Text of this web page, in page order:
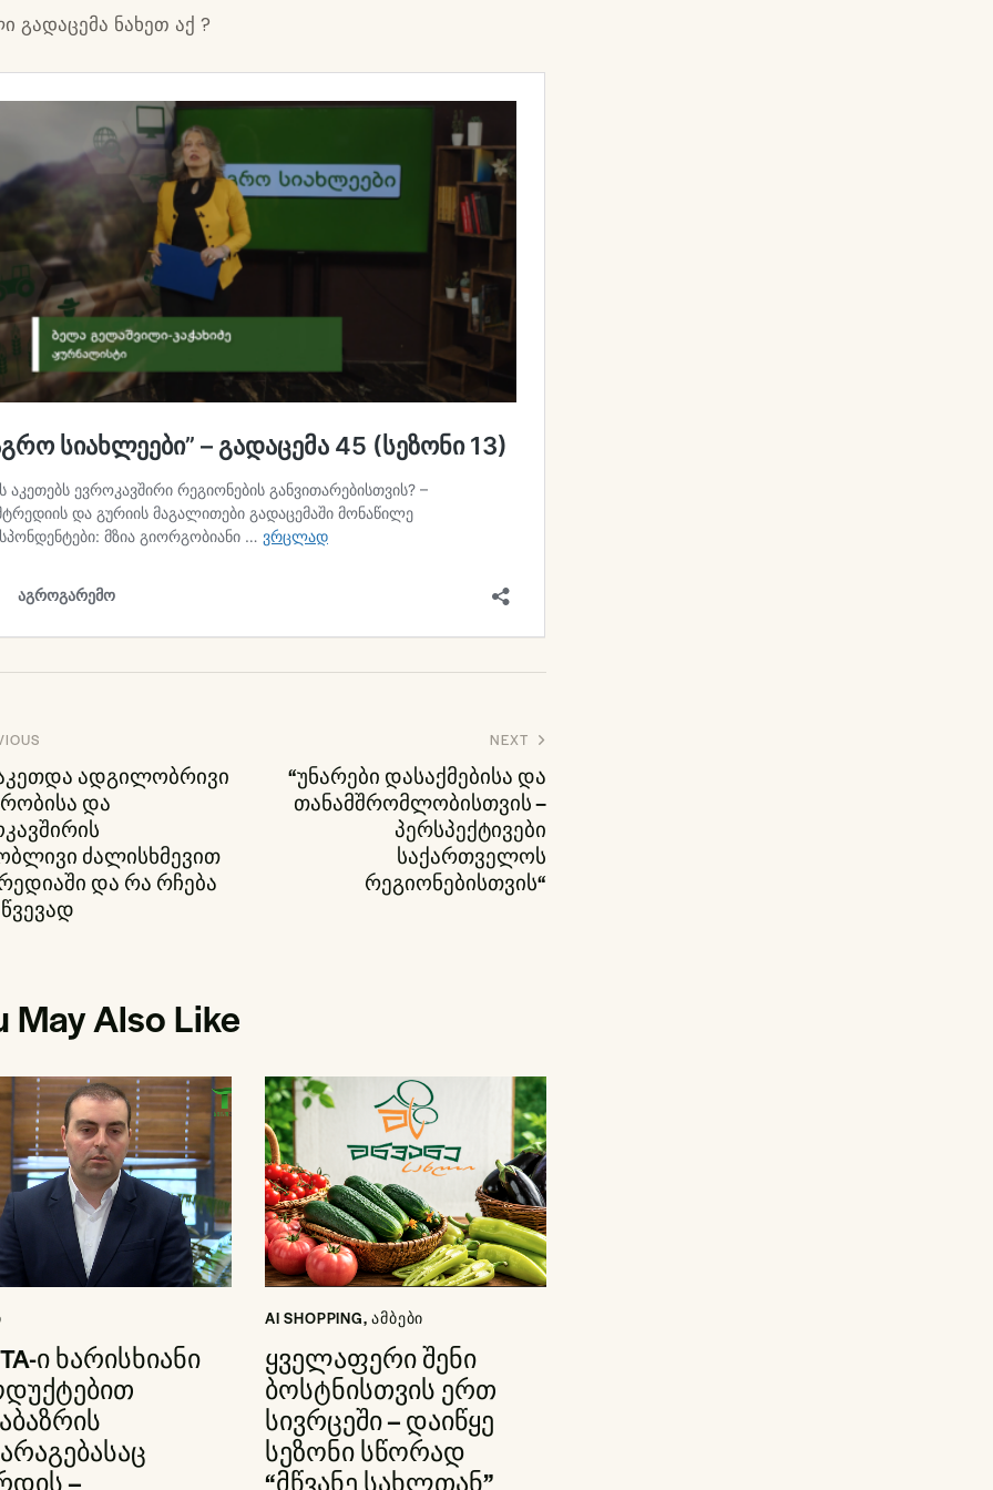
გადაცემა ნახეთ აქ ?
ადგილობრივი
და
ძალისხმევით
და რა რჩება
NEXT
“უნარები დასაქმებისა და
თანამშრომლობისთვის –
პერსპექტივები
საქართველოს
რეგიონებისთვის“
May Also Like
ი ხარისხიანი
–
AI SHOPPING,ᲐᲛᲑᲔᲑᲘ
ყველაფერი შენი
ბოსტნისთვის ერთ
სივრცეში – დაიწყე
სეზონი სწორად
“მწვანე სახლთან”